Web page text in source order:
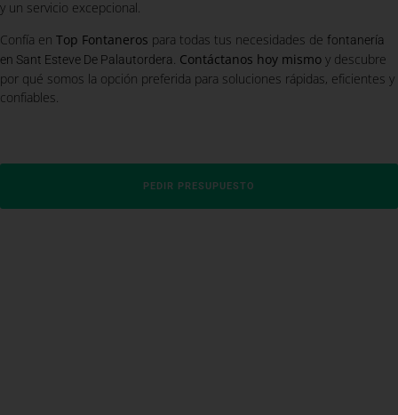
y un servicio excepcional.
Confía en Top Fontaneros para todas tus necesidades de fontanería
en Sant Esteve De Palautordera. Contáctanos hoy mismo y descubre
por qué somos la opción preferida para soluciones rápidas, eficientes y
confiables.
PEDIR PRESUPUESTO